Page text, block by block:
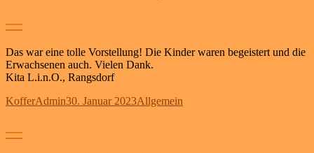
—
Das war eine tolle Vorstellung! Die Kinder waren begeistert und die
Erwachsenen auch. Vielen Dank.
Kita L.i.n.O., Rangsdorf
Autor
KofferAdminVeröffentlicht
30. Januar 2023Kategorien
Allgemein
—